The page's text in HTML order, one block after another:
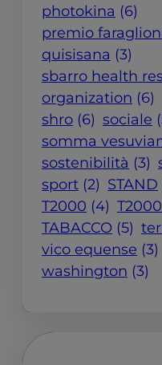
photokina (6)
premio
quisisana (3)
sbarro health
organization (6)
shro (6) sociale
somma
sostenibilità (3)
sport (2) STAND
T2000 (4)
TABACCO (5)
vico equense (3)
washington (3)